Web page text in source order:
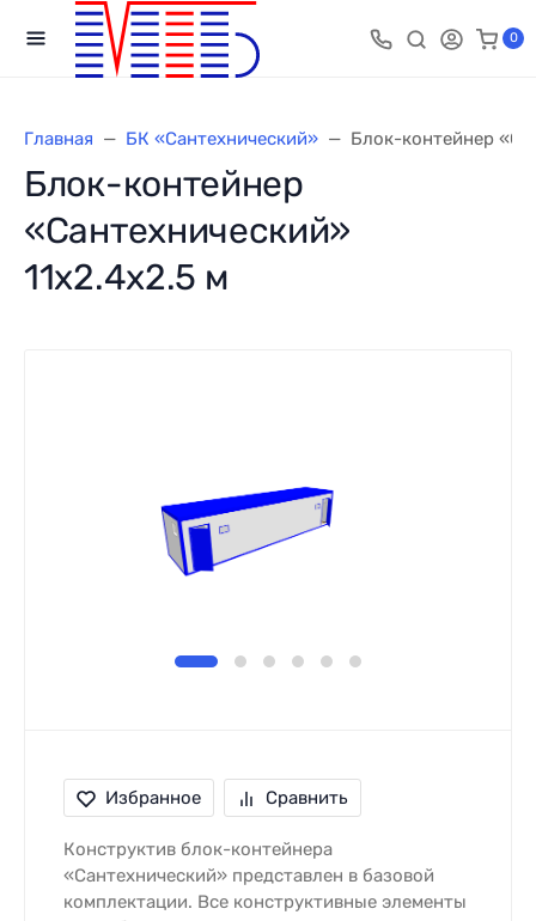
0
Главная БК «Сантехнический» Блок-контейнер
Блок-контейнер
«Сантехнический»
11х2.4х2.5 м
Избранное Сравнить
Конструктив блок-контейнера
«Сантехнический» представлен в базовой
комплектации. Все конструктивные элементы